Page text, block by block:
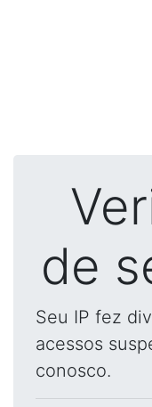
de
Seu IP fez
acessos
conosco.